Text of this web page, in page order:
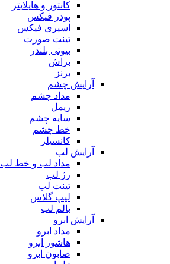
کانتور و هایلایتر
پودر فیکس
اسپری فیکس
تینت صورت
بیوتی بلندر
براش
برنز
آرایش چشم
مداد چشم
ریمل
سایه چشم
خط چشم
کانسیلر
آرایش لب
مداد لب و خط لب
رژ لب
تینت لب
لیپ گلاس
بالم لب
آرایش ابرو
مداد ابرو
هاشور ابرو
صابون ابرو